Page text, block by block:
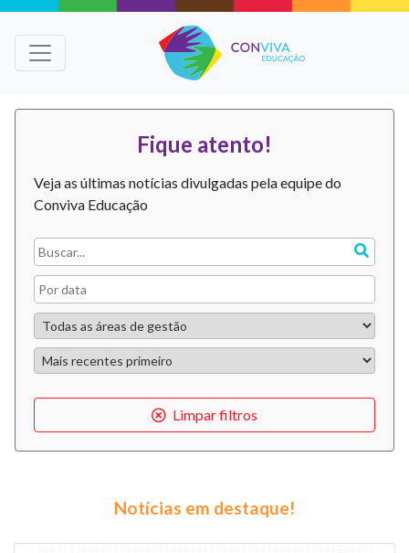
Fique atento!
Veja as últimas notícias divulgadas pela equipe do
Conviva Educação
Limpar filtros
Notícias em destaque!